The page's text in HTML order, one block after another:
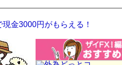
金3000円がもらえる！